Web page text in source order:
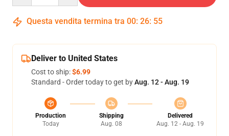
Questa vendita termina tra 00: 26: 54
Deliver to United States
Cost to ship:$6.99
Standard - Order today to get byAug. 12 - Aug. 19
Production
Today
Shipping
Aug. 08
Delivered
Aug. 12 - Aug. 19